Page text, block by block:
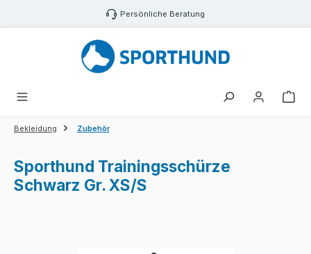
Zum Hauptinhalt springen Persönliche Beratung
Bekleidung Zubehör
Sporthund Trainingsschürze
Schwarz Gr. XS/S